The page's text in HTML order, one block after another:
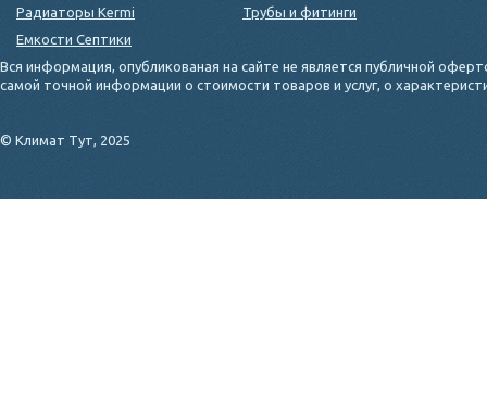
Радиаторы Kermi
Трубы и фитинги
Емкости Септики
Вся информация, опубликованая на сайте не является публичной
самой точной информации о стоимости товаров и услуг, о
© Климат Тут, 2025